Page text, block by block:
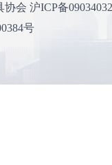
会 沪ICP备
号